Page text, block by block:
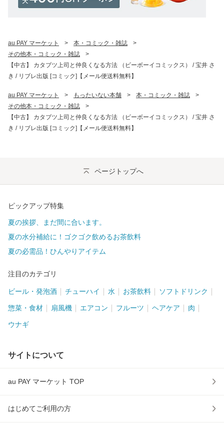
au PAY マーケット > 本・コミック・雑誌
>
その他本・コミック・雑誌
>
【中古】 カタブツ上司と仲良くなる方法 （ビーボーイコミックス） / 宝井 さ
き / リブレ出版 [コミック]【メール便送料無料】
au PAY マーケット > もったいない本舗 > 本・コミック・雑誌
>
その他本・コミック・雑誌
>
【中古】 カタブツ上司と仲良くなる方法 （ビーボーイコミックス） / 宝井 さ
き / リブレ出版 [コミック]【メール便送料無料】
ページトップへ
ピックアップ特集
夏の挨拶、まだ間に合います。
夏の水分補給に！ゴクゴク飲めるお茶飲料
夏の必需品！ひんやりアイテム
注目のカテゴリ
ビール・発泡酒 チューハイ 水 お茶飲料 ソフトドリンク
惣菜・食材 扇風機 エアコン フルーツ ヘアケア 肉
ウナギ
サイトについて
au PAY マーケット TOP
はじめてご利用の方